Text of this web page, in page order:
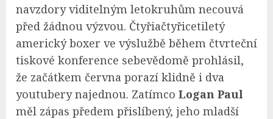
navzdory viditelným letokruhům necouvá
před žádnou výzvou. Čtyřiačtyřicetiletý
americký boxer ve výslužbě během čtvrteční
tiskové konference sebevědomě prohlásil,
že začátkem června porazí klidně i dva
youtubery najednou. Zatímco Logan Paul
měl zápas předem přislíbený, jeho mladší